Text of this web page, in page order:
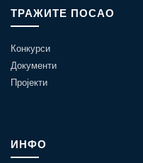
ТРАЖИТЕ ПОСАО
Конкурси
Документи
Пројекти
ИНФО